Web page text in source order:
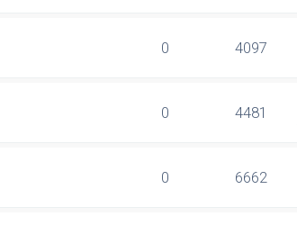
0 4097
0 4481
0 6662